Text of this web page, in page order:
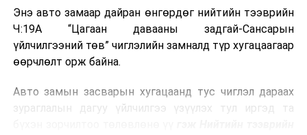
байна. Тухайлбал, Германд лаг шатаах үйлдвэрээс
гарсан үнснээс фосфор сэргээн авах технологи
ашигладаг бол Нидерландад төвлөрсөн лаг
боловсруулах үйлдвэрүүдээр дулаан, цахилгаан
Ийнхүү лаг хатаах, шатаах технологийг лагийн
Энэ авто замаар дайран өнгөрдөг нийтийн тээврийн
Ч:19А “Цагаан давааны задгай-Сансарын
үйлчилгээний төв” чиглэлийн замналд түр хугацаагаар
өөрчлөлт орж байна.
Авто замын засварын хугацаанд тус чиглэл дараах
зураглалын дагуу үйлчилгээ үзүүлэх тул иргэд та